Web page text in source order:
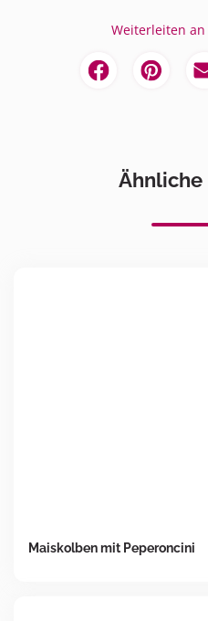
Weiterleiten
Maiskolben mit Peperoncini